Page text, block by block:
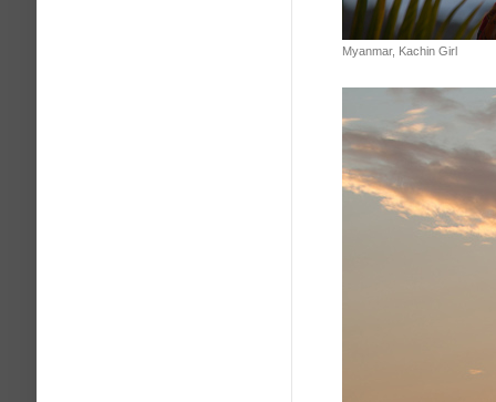
Myanmar, Kachin Girl